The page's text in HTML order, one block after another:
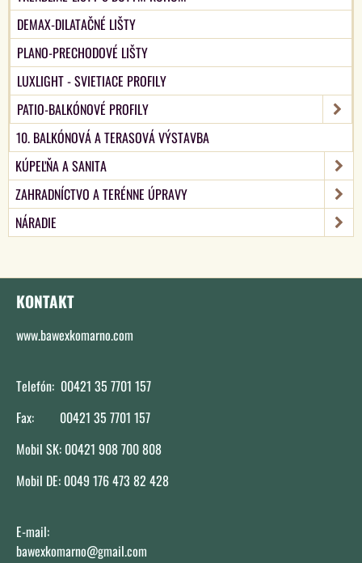
DEMAX-DILATAČNÉ LIŠTY
PLANO-PRECHODOVÉ LIŠTY
LUXLIGHT - SVIETIACE PROFILY
PATIO-BALKÓNOVÉ PROFILY
10. BALKÓNOVÁ A TERASOVÁ VÝSTAVBA
KÚPEĽŇA A SANITA
ZAHRADNÍCTVO A TERÉNNE ÚPRAVY
NÁRADIE
KONTAKT
www.bawexkomarno.com
Telefón: 00421 35 7701 157
Fax: 00421 35 7701 157
Mobil SK: 00421 908 700 808
Mobil DE: 0049 176 473 82 428
E-mail:
bawexkomarno@gmail.com